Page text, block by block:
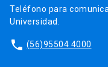
Teléfono para
Universidad.
phone (56)95504 4000